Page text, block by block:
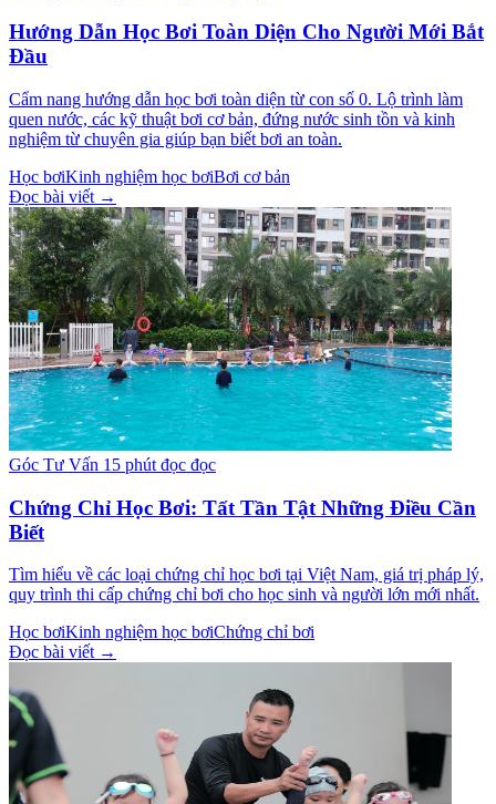
Hướng Dẫn Học Bơi Toàn Diện Cho Người Mới Bắt
Đầu
Cẩm nang hướng dẫn học bơi toàn diện từ con số 0. Lộ trình làm
quen nước, các kỹ thuật bơi cơ bản, đứng nước sinh tồn và kinh
nghiệm từ chuyên gia giúp bạn biết bơi an toàn.
Học bơiKinh nghiệm học bơiBơi cơ bản
Đọc bài viết →
Góc Tư Vấn 15 phút đọc đọc
Chứng Chỉ Học Bơi: Tất Tần Tật Những Điều Cần
Biết
Tìm hiểu về các loại chứng chỉ học bơi tại Việt Nam, giá trị pháp lý,
quy trình thi cấp chứng chỉ bơi cho học sinh và người lớn mới nhất.
Học bơiKinh nghiệm học bơiChứng chỉ bơi
Đọc bài viết →